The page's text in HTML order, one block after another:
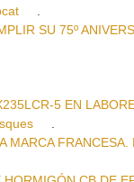
SU 75º
5 EN
MARCA FRANCESA.